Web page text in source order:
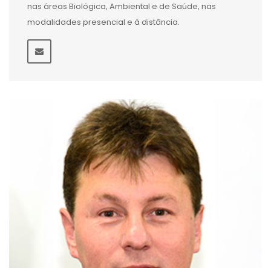
nas áreas Biológica, Ambiental e de Saúde, nas
modalidades presencial e à distância.